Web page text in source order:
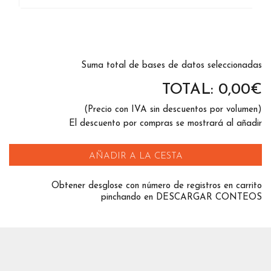
Suma total de bases de datos seleccionadas
TOTAL: 0,00€
(Precio con IVA sin descuentos por volumen)
El descuento por compras se mostrará al añadir
AÑADIR A LA CESTA
Obtener desglose con número de registros en carrito
pinchando en DESCARGAR CONTEOS